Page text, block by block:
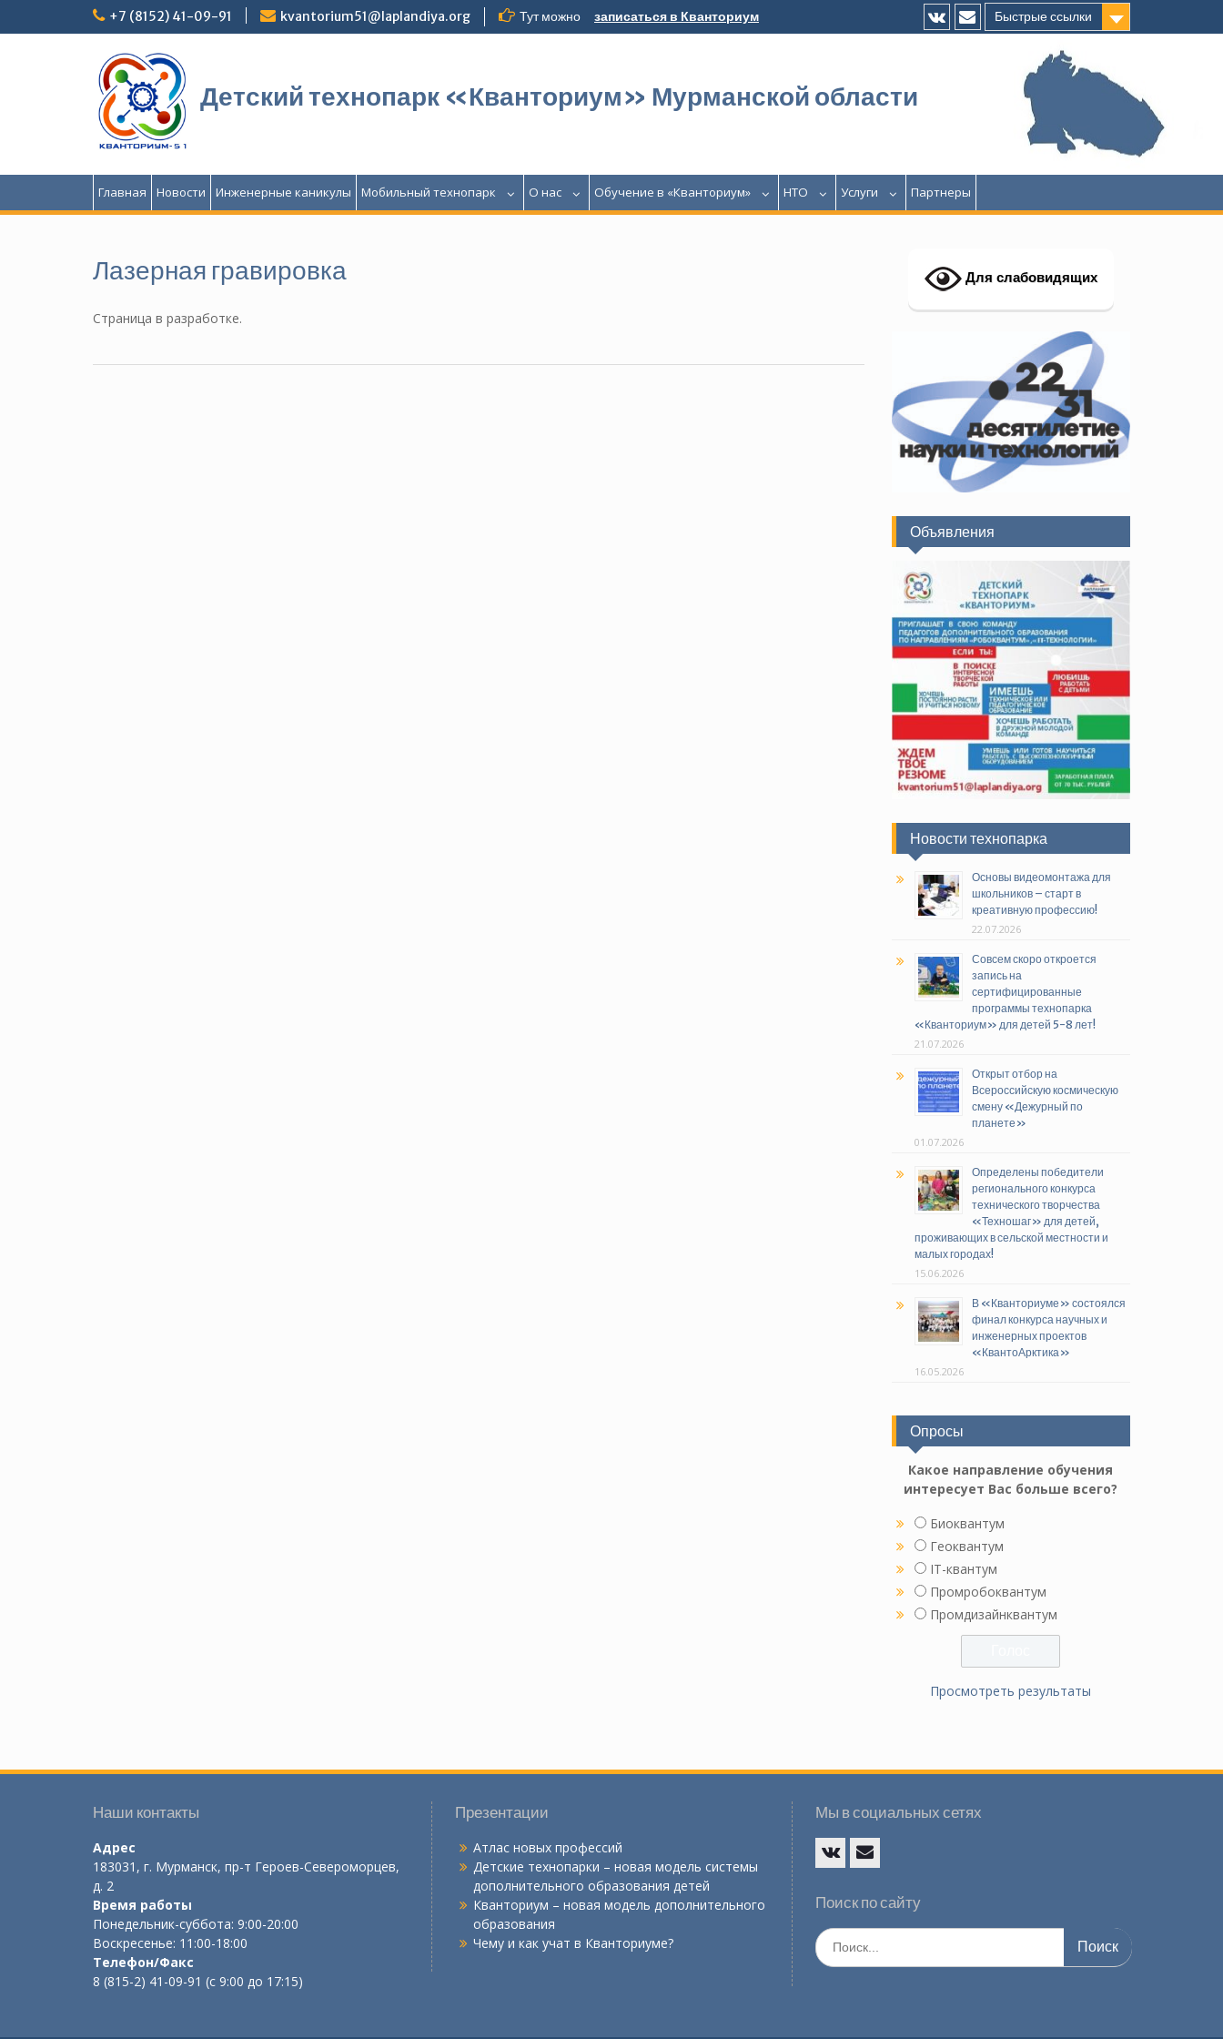
+7 (8152) 41-09-91 kvantorium51@laplandiya.org Тут можно записаться в Кванториум
Быстрые ссылки
Детский технопарк «Кванториум» Мурманской области
Главная Новости Инженерные каникулы Мобильный технопарк О нас Обучение в «Кванториум» НТО Услуги Партнеры
Лазерная гравировка
Страница в разработке.
Для слабовидящих
Объявления
Новости технопарка
Основы видеомонтажа для
школьников – старт в
креативную профессию!
22.07.2026
Совсем скоро откроется
запись на
сертифицированные
программы технопарка
«Кванториум» для детей 5-8 лет!
21.07.2026
Открыт отбор на
Всероссийскую космическую
смену «Дежурный по
планете»
01.07.2026
Определены победители
регионального конкурса
технического творчества
«Техношаг» для детей,
проживающих в сельской местности и
малых городах!
15.06.2026
В «Кванториуме» состоялся
финал конкурса научных и
инженерных проектов
«КвантоАрктика»
16.05.2026
Опросы
Какое направление обучения
интересует Вас больше всего?
Биоквантум
Геоквантум
IT-квантум
Промробоквантум
Промдизайнквантум
Просмотреть результаты
Наши контакты
Адрес
183031, г. Мурманск, пр-т Героев-Североморцев,
д. 2
Время работы
Понедельник-суббота: 9:00-20:00
Воскресенье: 11:00-18:00
Телефон/Факс
8 (815-2) 41-09-91 (с 9:00 до 17:15)
Презентации
Атлас новых профессий
Детские технопарки – новая модель системы
дополнительного образования детей
Кванториум – новая модель дополнительного
образования
Чему и как учат в Кванториуме?
Мы в социальных сетях
mail
Поиск по сайту
Искать: